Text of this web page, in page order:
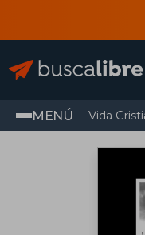
MENÚ Vida